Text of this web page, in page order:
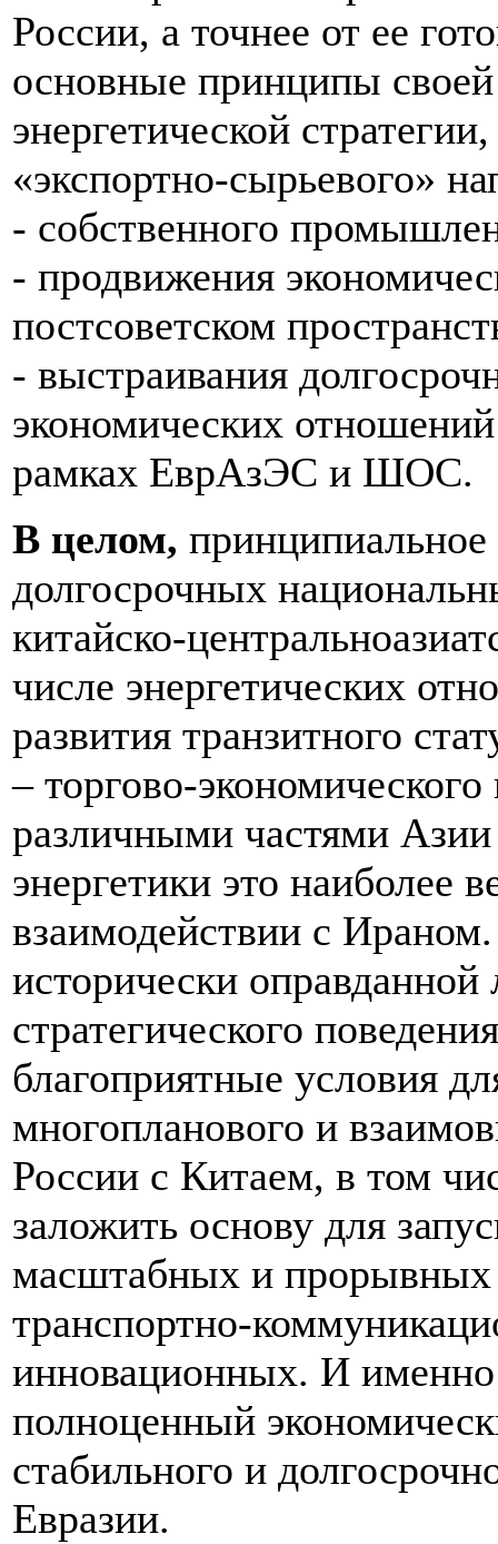
России, а точнее от ее
основные принципы
энергетической
«экспортно-сырьевого»
- собственного
- продвижения
постсоветском
- выстраивания
экономических
рамках ЕврАзЭС и ШОС.
В целом, принципиальное
долгосрочных
китайско-
числе энергетических
развития транзитного
– торгово-
различными частями
энергетики это наиболее
взаимодействии с
исторически оправданной
стратегического
благоприятные условия
многопланового и
России с Китаем, в том
заложить основу для
масштабных и прорывных
транспортно-
инновационных. И
полноценный
стабильного и
Евразии.